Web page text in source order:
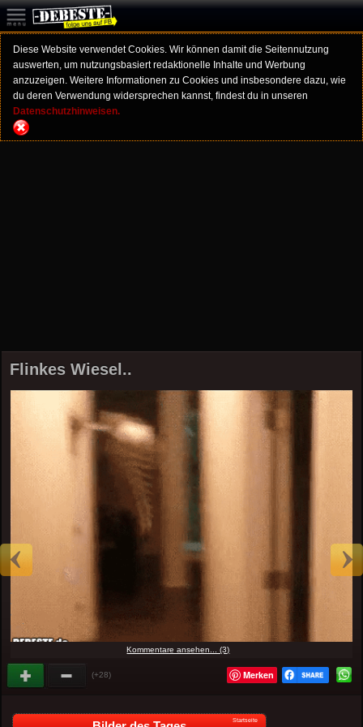
Diese Website verwendet Cookies. Wir können damit die Seitennutzung
auswerten, um nutzungsbasiert redaktionelle Inhalte und Werbung
anzuzeigen. Weitere Informationen zu Cookies und insbesondere dazu, wie
du deren Verwendung widersprechen kannst, findest du in unseren
Datenschutzhinweisen.
Flinkes Wiesel..
Kommentare ansehen... (3)
(+28) Merken
Startseite